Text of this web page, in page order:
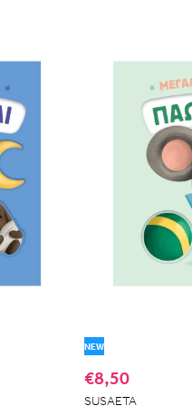
NEW
€8,50
SUSAETA